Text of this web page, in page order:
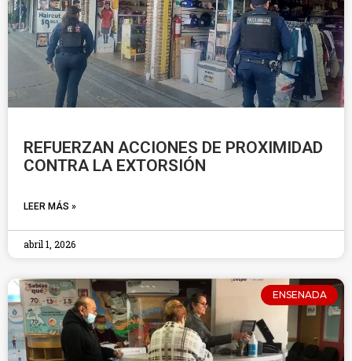
REFUERZAN ACCIONES DE PROXIMIDAD
CONTRA LA EXTORSIÓN
LEER MÁS »
abril 1, 2026
ENSENADA